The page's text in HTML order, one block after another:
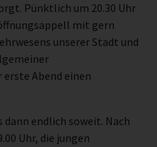
Pünktlich um 20.30 Uhr
mit gern
unserer Stadt und
Abend einen
dann endlich soweit. Nach
Uhr, die jungen